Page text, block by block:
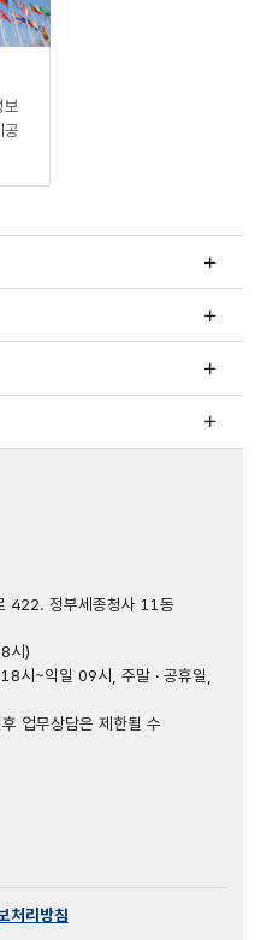
공
422. 정부세종청사 11동
시)
시~익일 09시, 주말 · 공휴일,
업무상담은 제한될 수
처리방침